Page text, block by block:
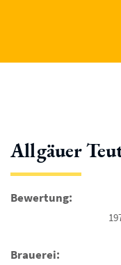
Allgäuer
Bewertung:
Brauerei: